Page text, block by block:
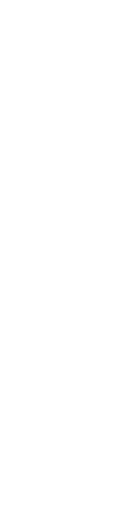
Werbung
oder Kombinationen von